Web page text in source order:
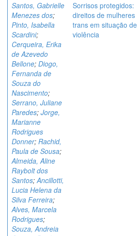
Santos, Gabrielle
Menezes dos;
Pinto, Isabella
Scardini;
Cerqueira, Erika
de Azevedo
Bellone; Diogo,
Fernanda de
Souza do
Nascimento;
Serrano, Juliane
Paredes; Jorge,
Marianne
Rodrigues
Donner; Rachid,
Paula de Sousa;
Almeida, Aline
Raybolt dos
Santos;Ancillotti,
Lucia Helena da
Silva Ferreira;
Alves, Marcela
Rodrigues;
Souza, Andreia
Sorrisos protegidos:
direitos de mulheres
trans em situação de
violência